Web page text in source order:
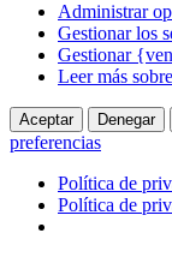
Administrar
Gestionar los
Gestionar
Leer más
Aceptar Denegar
preferencias
Política de
Política de